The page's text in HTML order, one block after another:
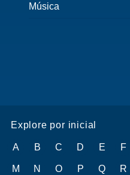
Música
Explore por inicial
A B C D E F
M N O P Q R